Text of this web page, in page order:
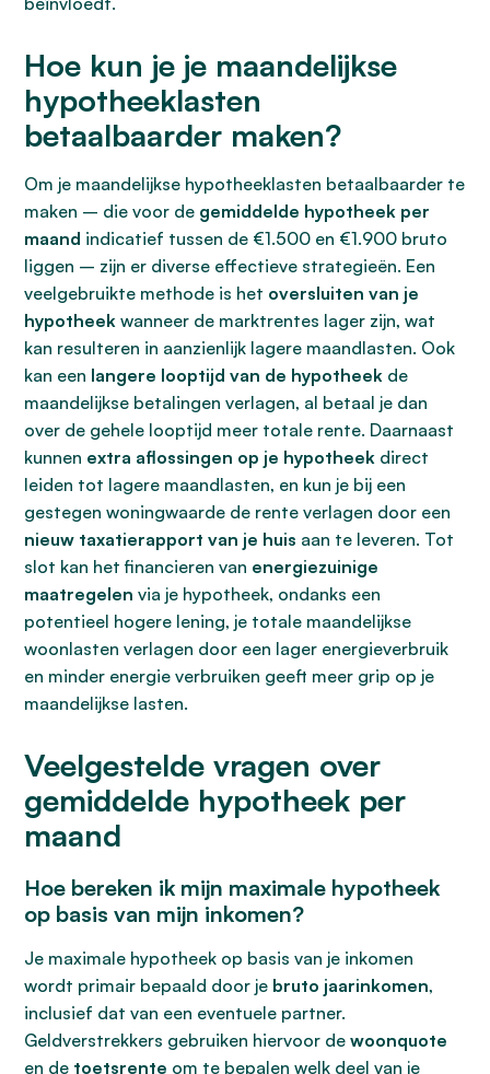
Hoe kun je je maandelijkse
hypotheeklasten
betaalbaarder maken?
Om je maandelijkse hypotheeklasten betaalbaarder te
maken – die voor de gemiddelde hypotheek per
maand indicatief tussen de €1.500 en €1.900 bruto
liggen – zijn er diverse effectieve strategieën. Een
veelgebruikte methode is het oversluiten van je
hypotheek wanneer de marktrentes lager zijn, wat
kan resulteren in aanzienlijk lagere maandlasten. Ook
kan een langere looptijd van de hypotheek de
maandelijkse betalingen verlagen, al betaal je dan
over de gehele looptijd meer totale rente. Daarnaast
kunnen extra aflossingen op je hypotheek direct
leiden tot lagere maandlasten, en kun je bij een
gestegen woningwaarde de rente verlagen door een
nieuw taxatierapport van je huis aan te leveren. Tot
slot kan het financieren van energiezuinige
maatregelen via je hypotheek, ondanks een
potentieel hogere lening, je totale maandelijkse
woonlasten verlagen door een lager energieverbruik
en minder energie verbruiken geeft meer grip op je
maandelijkse lasten.
Veelgestelde vragen over
gemiddelde hypotheek per
maand
Hoe bereken ik mijn maximale hypotheek
op basis van mijn inkomen?
Je maximale hypotheek op basis van je inkomen
wordt primair bepaald door je bruto jaarinkomen,
inclusief dat van een eventuele partner.
Geldverstrekkers gebruiken hiervoor de woonquote
en de toetsrente om te bepalen welk deel van je